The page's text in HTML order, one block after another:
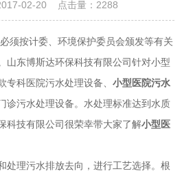
02-20 点击量： 2288
必须按计委、环境保护委员会颁发等有关
山东博斯达环保科技有限公司针对小型
专科医院污水处理设备、小型医院污水
诊污水处理设备。水处理标准达到水质
科技有限公司很荣幸带大家了解小型医
理污水排放去向，进行工艺选择。根